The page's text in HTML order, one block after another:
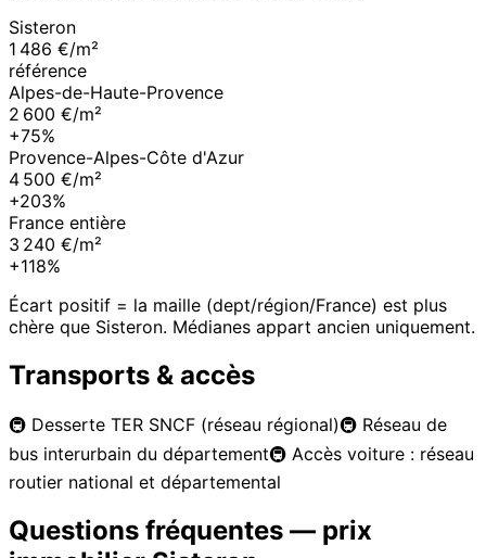
Sisteron
1 486 €/m²
référence
Alpes-de-Haute-Provence
2 600 €/m²
+75%
Provence-Alpes-Côte d'Azur
4 500 €/m²
+203%
France entière
3 240 €/m²
+118%
Écart positif = la maille (dept/région/France) est plus
chère que Sisteron. Médianes appart ancien uniquement.
Transports & accès
🚇 Desserte TER SNCF (réseau régional)🚇 Réseau de
bus interurbain du département🚇 Accès voiture : réseau
routier national et départemental
Questions fréquentes — prix